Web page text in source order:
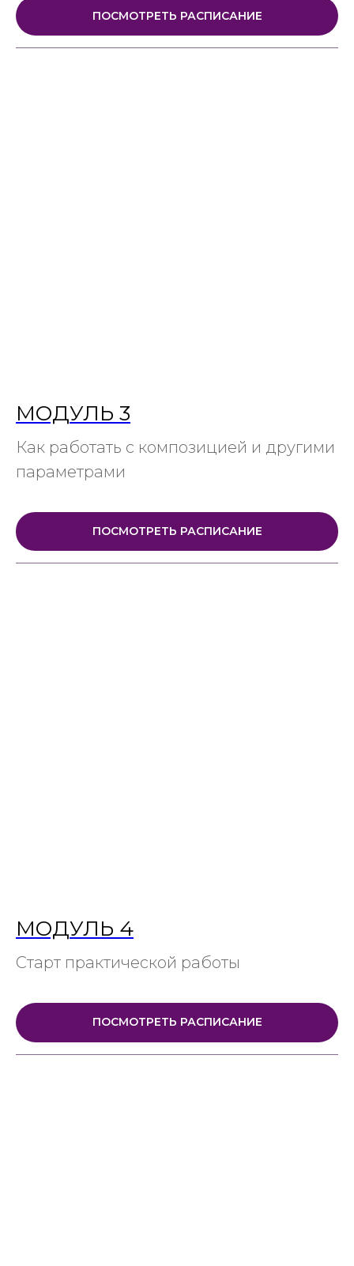
ПОСМОТРЕТЬ РАСПИСАНИЕ
МОДУЛЬ 3
Как работать с композицией и другими
параметрами
ПОСМОТРЕТЬ РАСПИСАНИЕ
МОДУЛЬ 4
Старт практической работы
ПОСМОТРЕТЬ РАСПИСАНИЕ